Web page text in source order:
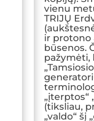
vienu
TRIJŲ
ir protono
būsenos.
pažymėti,
„įterptos“
(tiksliau,
„valdo“ šį